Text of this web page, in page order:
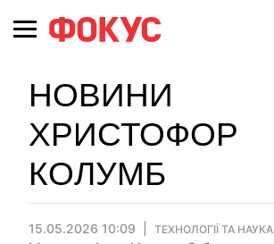
НОВИНИ
ХРИСТОФОР
КОЛУМБ
15.05.2026 10:09 ТЕХНОЛОГІЇ ТА НАУКА